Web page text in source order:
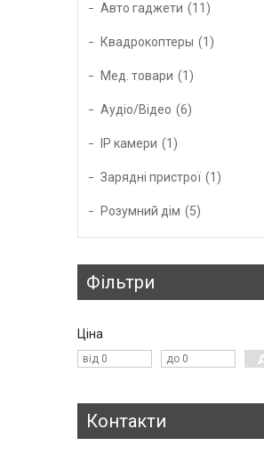
Авто гаджети 11
Квадрокоптеры 1
Мед. товари 1
Аудіо/Відео 6
IP камери 1
Зарядні пристрої 1
Розумний дім 5
Фільтри
Ціна
Контакти